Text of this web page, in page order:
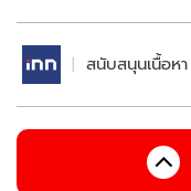
สนับสนุนเนื้อหา